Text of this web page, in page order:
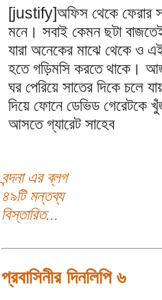
[justify]অফিস থেকে ফেরার
মনে। সবাই কেমন ছটা
যারা অনেকের মাঝে থেকে ও
হতে গড়িমসি করতে থাকে।
ঘর পেরিয়ে সাতের দিকে চলে
দিয়ে ফোনে ডেভিড গেরেটকে
আসতে গ্যারেট সাহেব
বন্দনা এর ব্লগ
৪৯টি মন্তব্য
বিস্তারিত...
প্রবাসিনীর দিনলিপি ৬